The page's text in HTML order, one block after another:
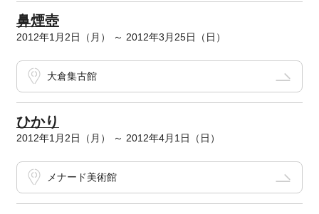
鼻煙壺
2012年1月2日（月） ～ 2012年3月25日（日）
大倉集古館
ひかり
2012年1月2日（月） ～ 2012年4月1日（日）
メナード美術館